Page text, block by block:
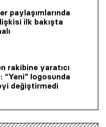
paylaşımlarında
ilk bakışta
rakibine yaratıcı
“Yeni” logosunda
değiştirmedi
Ltd. Şti. Bu Sitede Bulunan
tasarlanmış ve